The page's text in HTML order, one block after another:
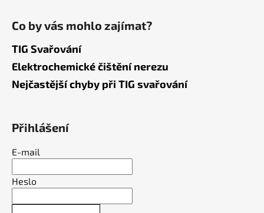
Co by vás mohlo zajímat?
TIG Svařování
Elektrochemické čištění nerezu
Nejčastější chyby při TIG svařování
Přihlášení
E-mail
Heslo